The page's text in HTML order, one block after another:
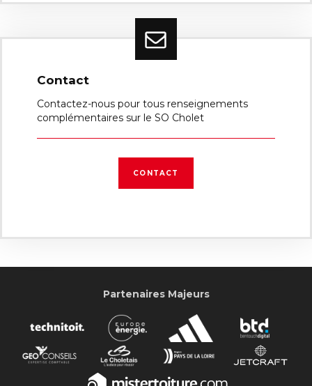
Contact
Contactez-nous pour tous renseignements
complémentaires sur le SO Cholet
CONTACT
Partenaires Majeurs